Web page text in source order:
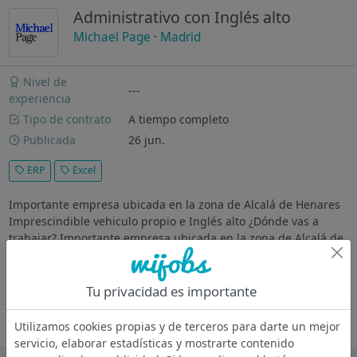
Administrativo con Inglés alto
Michael Page · Madrid
Nivel de
experiencia
---
Tipo de contrato
A tiempo completo
Publicada
26 jun.
ERP Excel
Importante empresa ubicada en la zona de Alcalá de Henares
Imprescindible vehiculo propio e Inglés alto ¿Dónde vas a
trabajar? Importante empresa ubicada en la zona de Alcalá de
Henares Descripción Facturación, abonos y seguimiento de
Oferta desactivada
Tu privacidad es importante
Utilizamos cookies propias y de terceros para darte un mejor
servicio, elaborar estadísticas y mostrarte contenido